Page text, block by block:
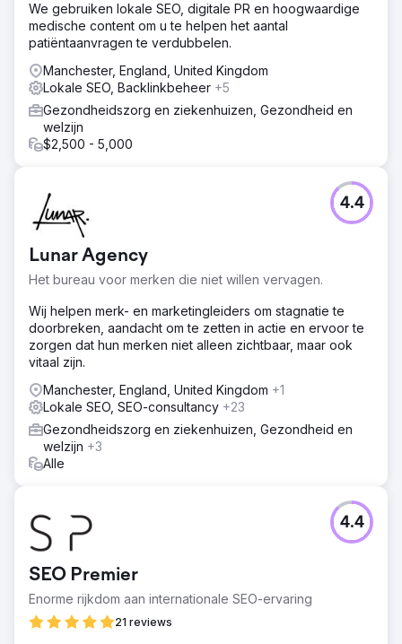
We gebruiken lokale SEO, digitale PR en hoogwaardige
medische content om u te helpen het aantal
patiëntaanvragen te verdubbelen.
Manchester, England, United Kingdom
Lokale SEO, Backlinkbeheer +5
Gezondheidszorg en ziekenhuizen, Gezondheid en
welzijn
$2,500 - 5,000
Lunar Agency
Het bureau voor merken die niet willen vervagen.
4.4
Wij helpen merk- en marketingleiders om stagnatie te
doorbreken, aandacht om te zetten in actie en ervoor te
zorgen dat hun merken niet alleen zichtbaar, maar ook
vitaal zijn.
Manchester, England, United Kingdom +1
Lokale SEO, SEO-consultancy +23
Gezondheidszorg en ziekenhuizen, Gezondheid en
welzijn +3
Alle
SEO Premier
Enorme rijkdom aan internationale SEO-ervaring
21 reviews
4.4